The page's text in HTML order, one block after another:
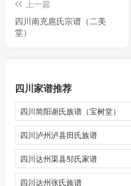
上一篇
四川南充扈氏宗谱（二美
堂）
四川家谱推荐
四川简阳谢氏族谱（宝树堂）
四川泸州泸县田氏族谱
四川达州渠县邹氏家谱
四川达州张氏族谱